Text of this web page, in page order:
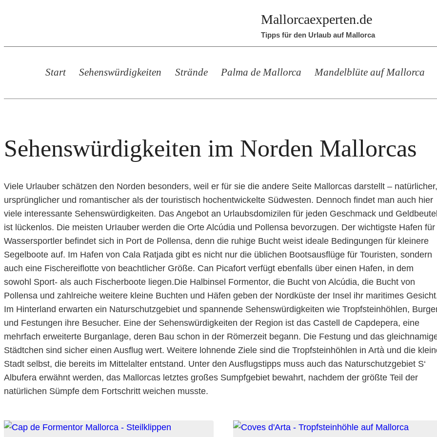
Mallorcaexperten.de
Tipps für den Urlaub auf Mallorca
Start Sehenswürdigkeiten Strände Palma de Mallorca Mandelblüte auf Mallorca
Sehenswürdigkeiten im Norden Mallorcas
Viele Urlauber schätzen den Norden besonders, weil er für sie die andere Seite Mallorcas darstellt – natürlicher,
ursprünglicher und romantischer als der touristisch hochentwickelte Südwesten. Dennoch findet man auch hier
viele interessante Sehenswürdigkeiten. Das Angebot an Urlaubsdomizilen für jeden Geschmack und Geldbeutel
ist lückenlos. Die meisten UrIauber werden die Orte Alcúdia und Pollensa bevorzugen. Der wichtigste Hafen für
Wassersportler befindet sich in Port de Pollensa, denn die ruhige Bucht weist ideale Bedingungen für kleinere
Segelboote auf. Im Hafen von Cala Ratjada gibt es nicht nur die üblichen Bootsausflüge für Touristen, sondern
auch eine Fischereiflotte von beachtlicher Größe. Can Picafort verfügt ebenfalls über einen Hafen, in dem
sowohl Sport- als auch Fischerboote liegen.Die Halbinsel Formentor, die Bucht von Alcúdia, die Bucht von
Pollensa und zahlreiche weitere kleine Buchten und Häfen geben der Nordküste der Insel ihr maritimes
Im Hinterland erwarten ein Naturschutzgebiet und spannende Sehenswürdigkeiten wie Tropfsteinhöhlen,
und Festungen ihre Besucher. Eine der Sehenswürdigkeiten der Region ist das Castell de Capdepera, eine
mehrfach erweiterte Burganlage, deren Bau schon in der Römerzeit begann. Die Festung und das
Städtchen sind sicher einen Ausflug wert. Weitere lohnende Ziele sind die Tropfsteinhöhlen in Artà und die
Stadt selbst, die bereits im Mittelalter entstand. Unter den Ausflugstipps muss auch das Naturschutzgebiet S‘
Albufera erwähnt werden, das Mallorcas letztes großes Sumpfgebiet bewahrt, nachdem der größte Teil der
natürlichen Sümpfe dem Fortschritt weichen musste.